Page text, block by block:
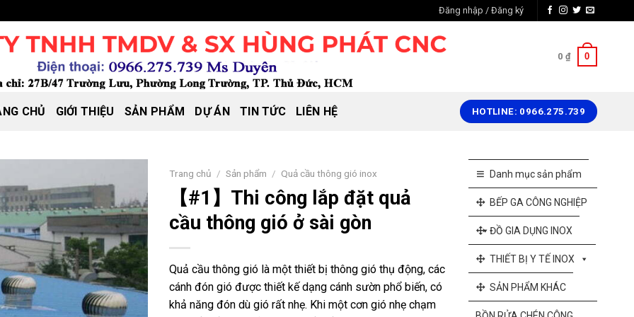
Đăng nhập / Đăng ký
0 ₫ 0
CHỦ GIỚI THIỆU SẢN PHẨM DỰ ÁN TIN TỨC LIÊN HỆ HOTLINE: 0966.275.739
Trang chủ / Sản phẩm / Quả cầu thông gió inox
【#1】Thi công lắp đặt quả
cầu thông gió ở sài gòn
Quả cầu thông gió là một thiết bị thông gió thụ động, các
cánh đón gió được thiết kế dạng cánh sườn phổ biến, có
khả năng đón dù gió rất nhẹ. Khi một cơn gió nhẹ chạm
Danh mục sản phẩm
BẾP GA CÔNG NGHIỆP
ĐỒ GIA DỤNG INOX
THIẾT BỊ Y TẾ INOX
SẢN PHẨM KHÁC